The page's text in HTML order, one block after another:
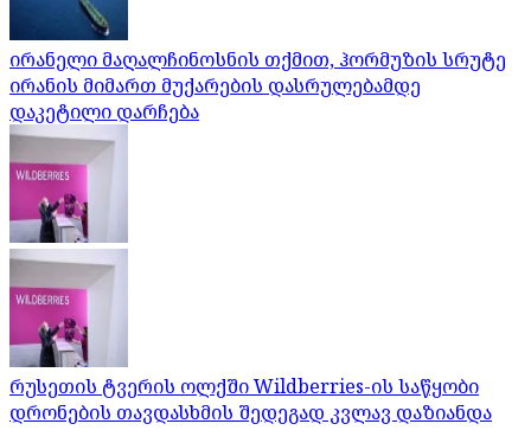
ირანელი მაღალჩინოსნის თქმით, ჰორმუზის სრუტე
ირანის მიმართ მუქარების დასრულებამდე
დაკეტილი დარჩება
რუსეთის ტვერის ოლქში Wildberries-ის საწყობი
დრონების თავდასხმის შედეგად კვლავ დაზიანდა